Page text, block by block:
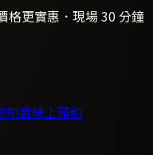
格更實惠．現場 30 分鐘
知識線上預約